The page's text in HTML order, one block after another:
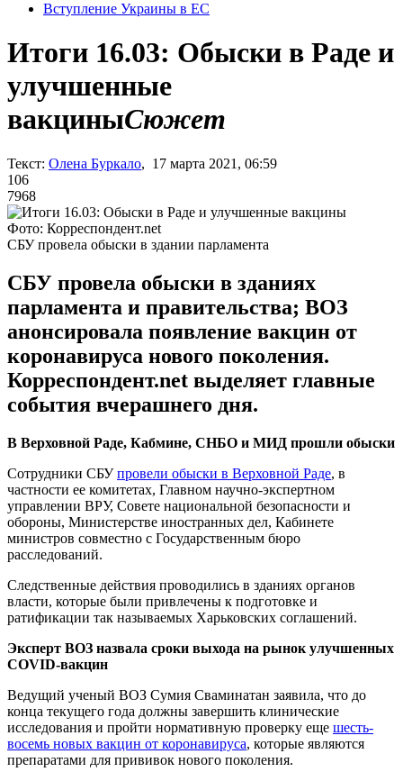
Вступление Украины в ЕС
Итоги 16.03: Обыски в Раде и
улучшенные
вакциныСюжет
Текст: Олена Буркало, 17 марта 2021, 06:59
106
7968
Фото: Корреспондент.net
СБУ провела обыски в здании парламента
СБУ провела обыски в зданиях
парламента и правительства; ВОЗ
анонсировала появление вакцин от
коронавируса нового поколения.
Корреспондент.net выделяет главные
события вчерашнего дня.
В Верховной Раде, Кабмине, СНБО и МИД прошли обыски
Сотрудники СБУпровели обыски в Верховной Раде, в
частности ее комитетах, Главном научно-экспертном
управлении ВРУ, Совете национальной безопасности и
обороны, Министерстве иностранных дел, Кабинете
министров совместно с Государственным бюро
расследований.
Следственные действия проводились в зданиях органов
власти, которые были привлечены к подготовке и
ратификации так называемых Харьковских соглашений.
Эксперт ВОЗ назвала сроки выхода на рынок улучшенных
COVID-вакцин
Ведущий ученый ВОЗ Сумия Сваминатан заявила, что до
конца текущего года должны завершить клинические
исследования и пройти нормативную проверку еще шесть-
восемь новых вакцин от коронавируса, которые являются
препаратами для прививок нового поколения.